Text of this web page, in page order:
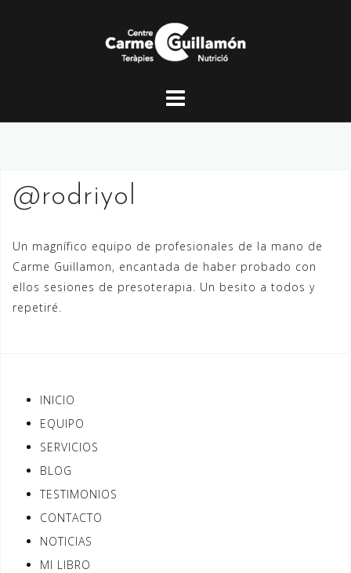
@rodriyol
Un magnífico equipo de profesionales de la mano de
Carme Guillamon, encantada de haber probado con
ellos sesiones de presoterapia. Un besito a todos y
repetiré.
INICIO
EQUIPO
SERVICIOS
BLOG
TESTIMONIOS
CONTACTO
NOTICIAS
MI LIBRO